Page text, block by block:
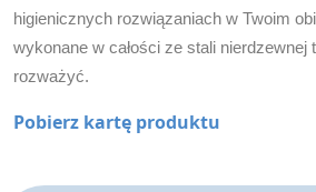
higienicznych rozwiązaniach w Twoim
wykonane w całości ze stali
rozważyć.
Pobierz kartę produktu